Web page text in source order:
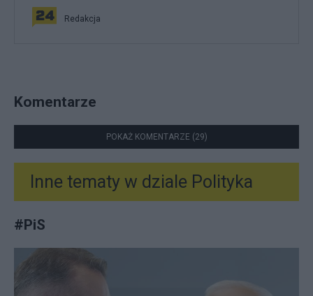
Redakcja
Komentarze
POKAŻ KOMENTARZE (29)
Inne tematy w dziale Polityka
#PiS